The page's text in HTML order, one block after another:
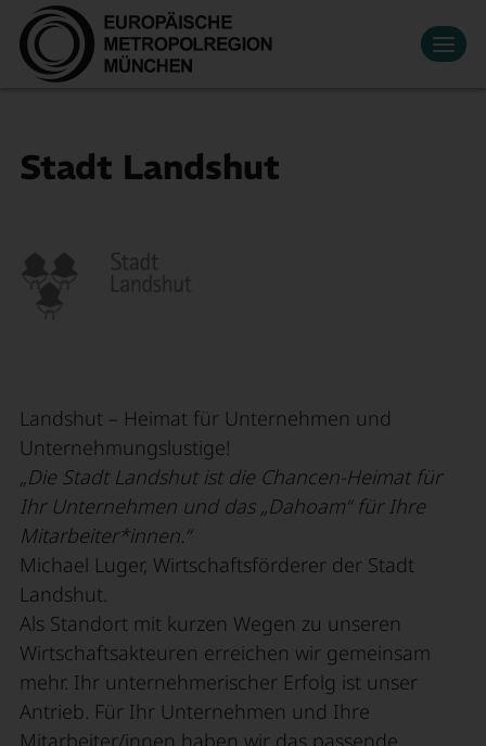
Datenschutzeinstellungen
Zum Hauptinhalt springen
Wirtschaftsregion
Mobilität
Über uns
Stadt Landshut
Landshut – Heimat für Unternehmen und
Unternehmungslustige!
„Die Stadt Landshut ist die Chancen-Heimat für
Ihr Unternehmen und das „Dahoam“ für Ihre
Mitarbeiter*innen.“
Michael Luger, Wirtschaftsförderer der Stadt
Landshut.
Als Standort mit kurzen Wegen zu unseren
Wirtschaftsakteuren erreichen wir gemeinsam
mehr. Ihr unternehmerischer Erfolg ist unser
Antrieb. Für Ihr Unternehmen und Ihre
Mitarbeiter/innen haben wir das passende